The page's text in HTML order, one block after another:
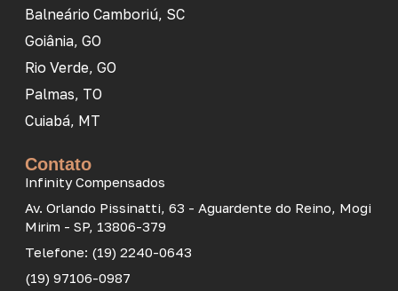
Balneário Camboriú, SC
Goiânia, GO
Rio Verde, GO
Palmas, TO
Cuiabá, MT
Contato
Infinity Compensados
Av. Orlando Pissinatti, 63 - Aguardente do Reino, Mogi
Mirim - SP, 13806-379
Telefone: (19) 2240-0643
(19) 97106-0987